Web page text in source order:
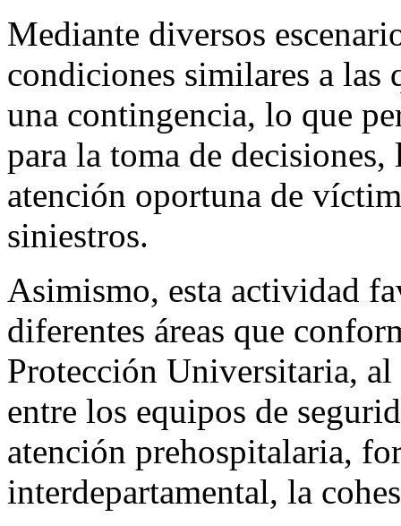
Mediante diversos
condiciones similares a las
una contingencia, lo que
para la toma de
atención oportuna de
siniestros.
Asimismo, esta actividad
diferentes áreas que
Protección Universitaria,
entre los equipos de
atención prehospitalaria,
interdepartamental, la